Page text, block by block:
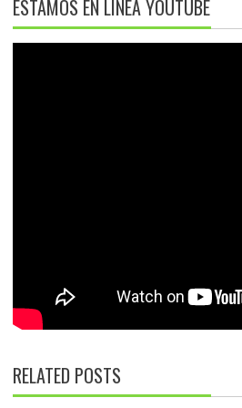
ESTAMOS EN LÍNEA YOUTUBE
RELATED POSTS